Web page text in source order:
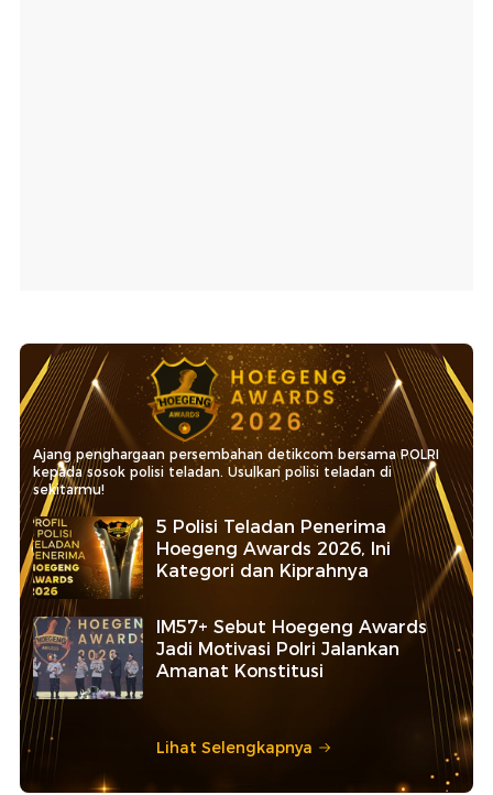
Ajang penghargaan persembahan detikcom bersama POLRI
kepada sosok polisi teladan. Usulkan polisi teladan di
sekitarmu!
5 Polisi Teladan Penerima
Hoegeng Awards 2026, Ini
Kategori dan Kiprahnya
IM57+ Sebut Hoegeng Awards
Jadi Motivasi Polri Jalankan
Amanat Konstitusi
Lihat Selengkapnya